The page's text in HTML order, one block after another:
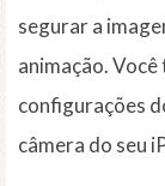
segurar a
animação.
configurações
câmera do seu